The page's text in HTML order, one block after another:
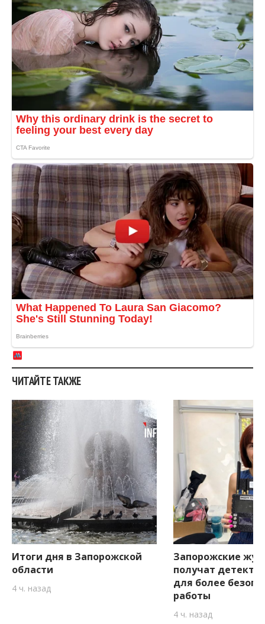
ЧИТАЙТЕ ТАКЖЕ
Итоги дня в Запорожской
области
4 ч. назад
Запорожские
получат
для более
работы
4 ч. назад